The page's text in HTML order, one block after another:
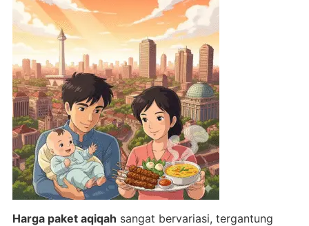
Harga paket aqiqah sangat bervariasi, tergantung